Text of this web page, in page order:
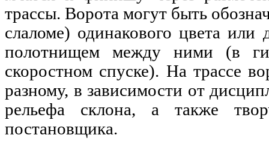
трассы. Ворота могут быть
слаломе) одинакового цвета
полотнищем между ними (в
скоростном спуске). На трассе
разному, в зависимости от
рельефа склона, а также
постановщика.